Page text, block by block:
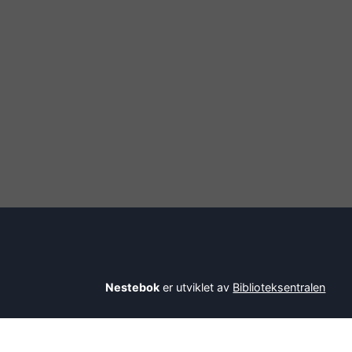
Nestebok er utviklet av Biblioteksentralen